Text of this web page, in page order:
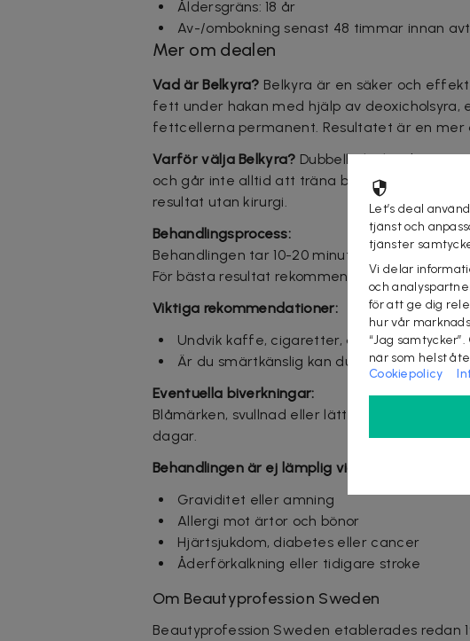
Åldersgräns: 18 år
Av-/ombokning senast 48 timmar innan
Mer om dealen
Vad är Belkyra? Belkyra är en säker och
fett under hakan med hjälp av deoxicholsyra,
fettcellerna permanent. Resultatet är en
Varför välja Belkyra? Dubbelhaka kan bero
och går inte alltid att träna bort. Belkyra
resultat utan kirurgi.
Behandlingsprocess:
Behandlingen tar 10-20 minuter och Belkyra
För bästa resultat rekommenderas 2-4
Viktiga rekommendationer:
Undvik kaffe, cigaretter, alkohol och
Är du smärtkänslig kan du ta 1-2 Alvedon
Eventuella biverkningar:
Blåmärken, svullnad eller lätt smärta kan
dagar.
Behandlingen är ej lämplig vid:
Graviditet eller amning
Allergi mot ärtor och bönor
Hjärtsjukdom, diabetes eller cancer
Åderförkalkning eller tidigare stroke
Om Beautyprofession Sweden
Beautyprofession Sweden etablerades redan
Let’s deal
tjänst och
tjänster
Vi delar
och
för att ge dig
hur vår
“Jag
när som helst
Cookiepolicy